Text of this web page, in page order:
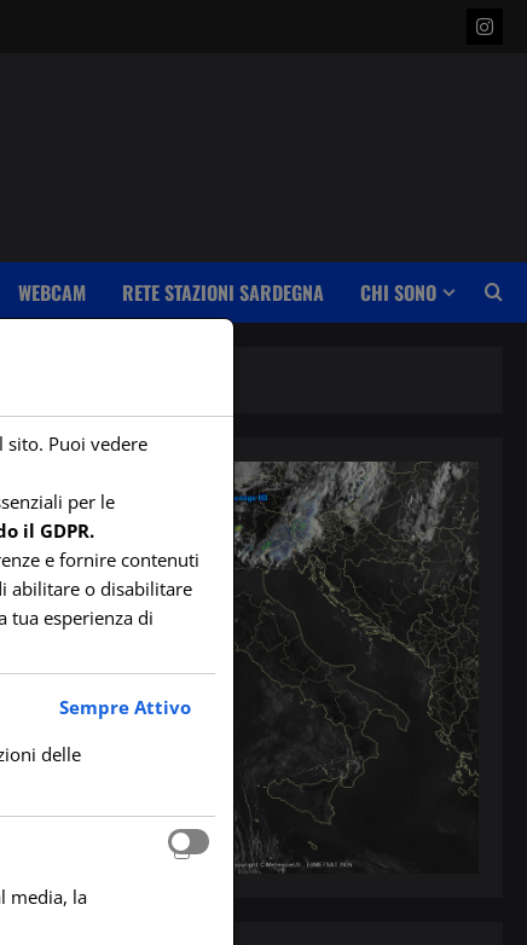
WEBCAM RETE STAZIONI SARDEGNA CHI SONO
sito. Puoi vedere
per le
il GDPR.
e fornire contenuti
abilitare o disabilitare
tua esperienza di
Sempre Attivo
delle
media, la